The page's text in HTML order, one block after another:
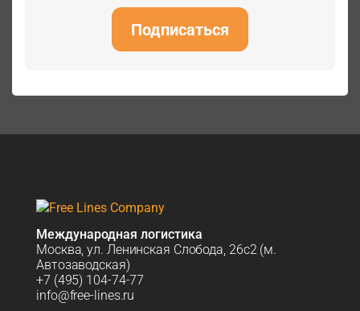
Подписаться
Международная логистика
Москва, ул. Ленинская Слобода, 26с2 (м.
Автозаводская)
+7 (495) 104-74-77
info@free-lines.ru